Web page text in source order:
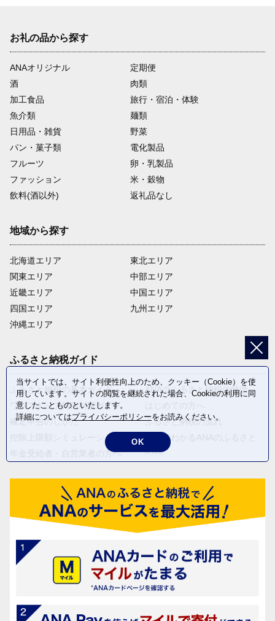
お礼の品から探す
ANAオリジナル
定期便
酒
肉類
加工食品
旅行・宿泊・体験
魚介類
麺類
日用品・雑貨
野菜
パン・菓子類
電化製品
フルーツ
卵・乳製品
ファッション
米・穀物
飲料(酒以外)
返礼品なし
地域から探す
北海道エリア
関東エリア
近畿エリア
四国エリア
沖縄エリア
東北エリア
中部エリア
中国エリア
九州エリア
ふるさと納税ガイド
ふるさと納税の基本ガイド
ワンストップ特例制度ガイド
確定申告のしかた
控除上限額シミュレーション
年金受給者・自営業者の方へ
ANAのふるさと納税の特徴
ふるさと納税の流れ
動画でわかるANAのふるさと
納税
当サイトでは、サイト利便性向上のため、クッキー（Cookie）を使
用しています。サイトの閲覧を継続された場合、Cookieの利用に同
意したことものといたします。
詳細についてはプライバシーポリシーをお読みください。
OK